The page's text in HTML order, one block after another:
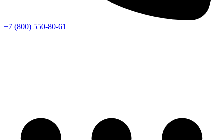
+7 (800) 550-80-61